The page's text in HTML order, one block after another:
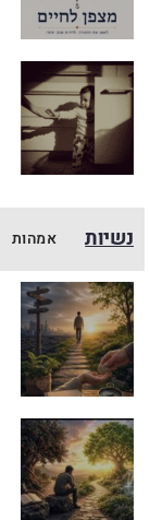
נשיות אמהות